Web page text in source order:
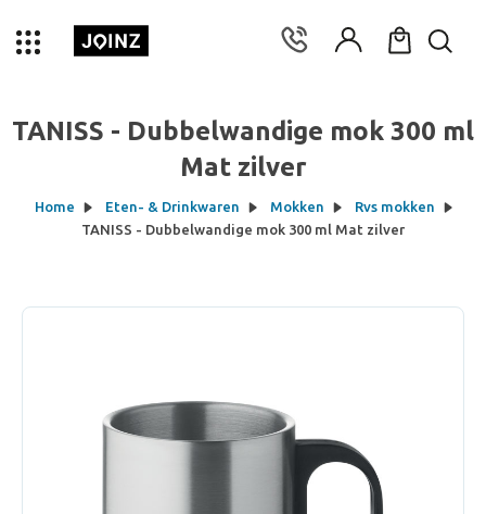
TANISS - Dubbelwandige mok 300 ml
Mat zilver
Home Eten- & Drinkwaren Mokken
Rvs mokken
TANISS - Dubbelwandige mok 300 ml Mat zilver